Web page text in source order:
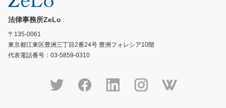
法律事務所ZeLo
〒135-0061
東京都江東区豊洲三丁目2番24号 豊洲フォレシア10階
代表電話番号：03-5859-0310